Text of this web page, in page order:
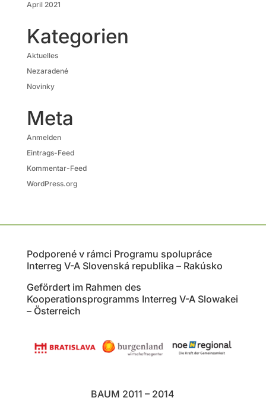
April 2021
Kategorien
Aktuelles
Nezaradené
Novinky
Meta
Anmelden
Eintrags-Feed
Kommentar-Feed
WordPress.org
Podporené v rámci Programu spolupráce
Interreg V-A Slovenská republika – Rakúsko
Gefördert im Rahmen des
Kooperationsprogramms Interreg V-A Slowakei
– Österreich
BAUM 2011 – 2014